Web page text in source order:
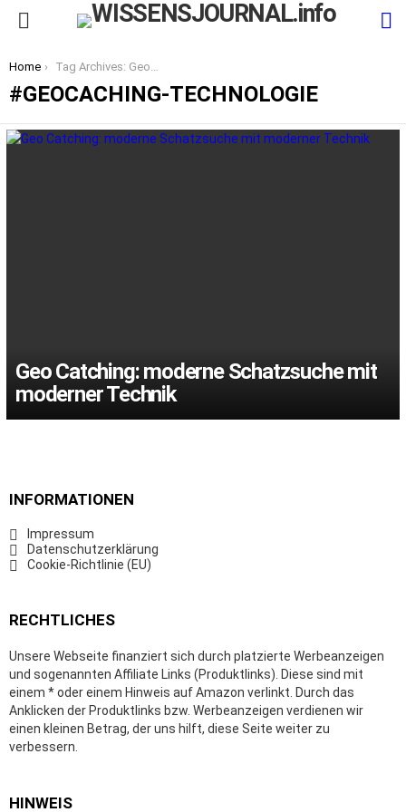
You are here:
Home Tag Archives: Geocaching-Technologie
GEOCACHING-TECHNOLOGIE
Geo Catching: moderne Schatzsuche mit
moderner Technik
INFORMATIONEN
Impressum
Datenschutzerklärung
Cookie-Richtlinie (EU)
RECHTLICHES
Unsere Webseite finanziert sich durch platzierte Werbeanzeigen
und sogenannten Affiliate Links (Produktlinks). Diese sind mit
einem * oder einem Hinweis auf Amazon verlinkt. Durch das
Anklicken der Produktlinks bzw. Werbeanzeigen verdienen wir
einen kleinen Betrag, der uns hilft, diese Seite weiter zu
verbessern.
HINWEIS